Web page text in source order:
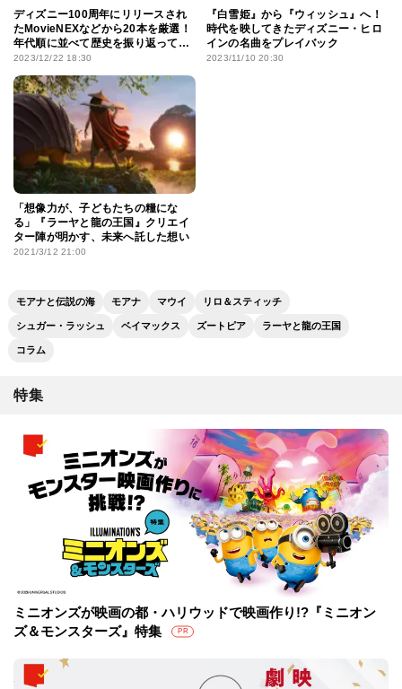
ディズニー100周年にリリースされ
たMovieNEXなどから20本を厳選！
年代順に並べて歴史を振り返ってみ
た
2023/12/22 18:30
『白雪姫』から『ウィッシュ』へ！
時代を映してきたディズニー・ヒロ
インの名曲をプレイバック
2023/11/10 20:30
「想像力が、子どもたちの糧にな
る」『ラーヤと龍の王国』クリエイ
ター陣が明かす、未来へ託した想い
2021/3/12 21:00
モアナと伝説の海 モアナ マウイ リロ＆スティッチ
シュガー・ラッシュ ベイマックス ズートピア ラーヤと龍の王国
コラム
特集
ミニオンズが映画の都・ハリウッドで映画作り!?『ミニオン
ズ＆モンスターズ』特集
PR